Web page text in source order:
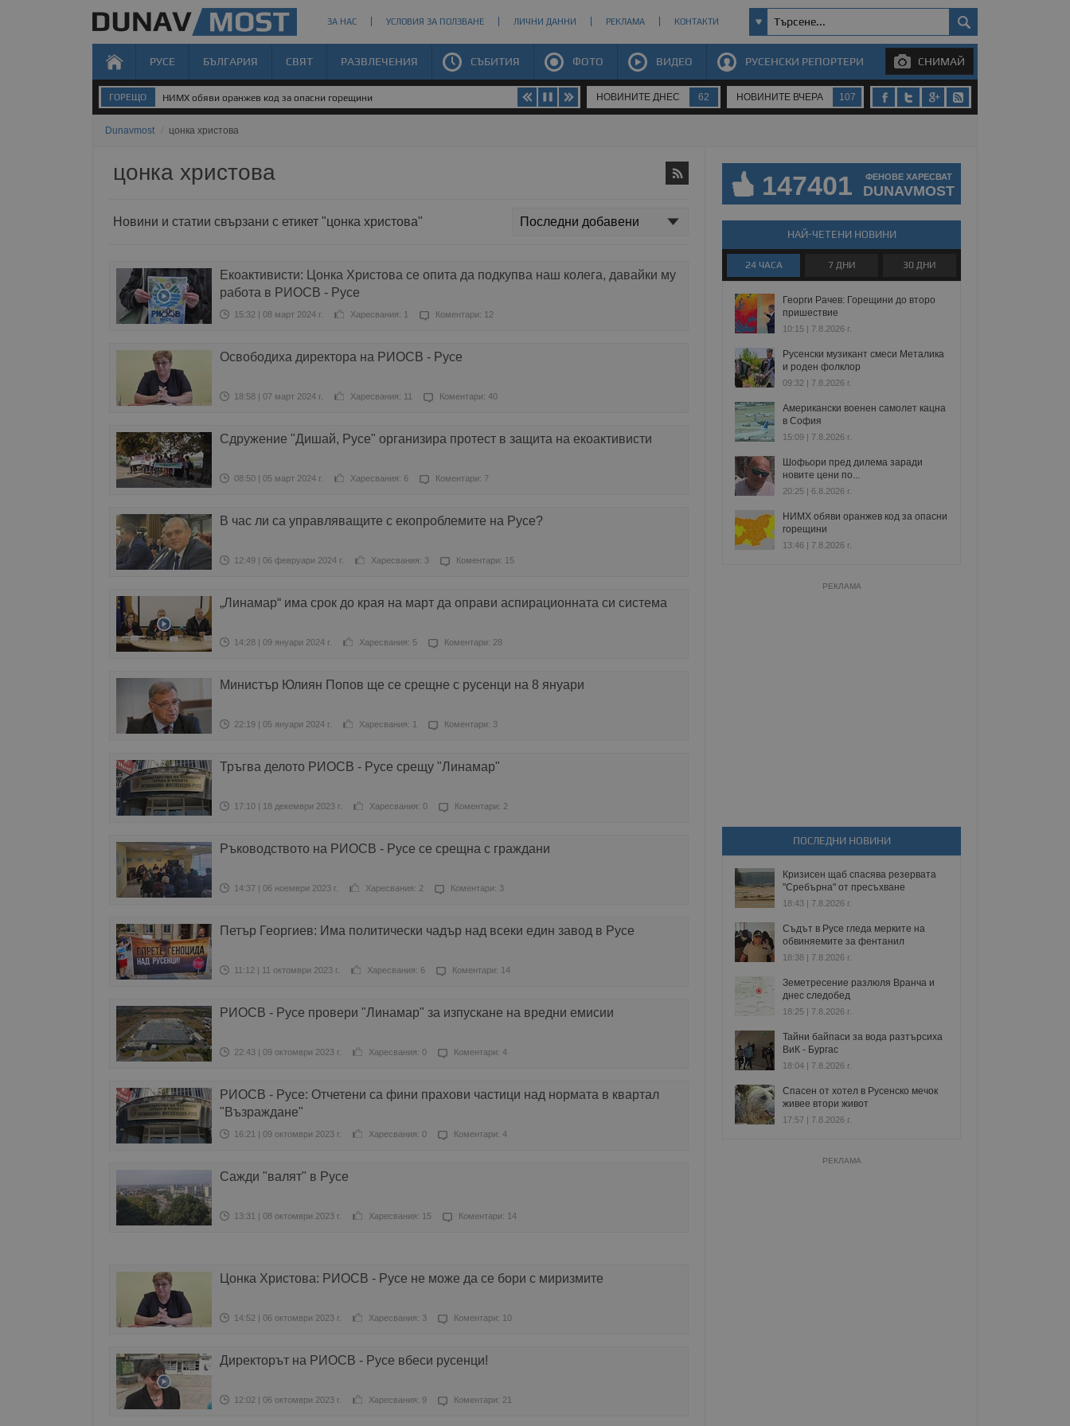
ЗА НАС УСЛОВИЯ ЗА ПОЛЗВАНЕ ЛИЧНИ ДАННИ РЕКЛАМА КОНТАКТИ
РУСЕ БЪЛГАРИЯ СВЯТ РАЗВЛЕЧЕНИЯ СЪБИТИЯ ФОТО ВИДЕО РУСЕНСКИ РЕПОРТЕРИ СНИМАЙ
ГОРЕЩО НИМХ обяви оранжев код за опасни горещини НОВИНИТЕ ДНЕС 62 НОВИНИТЕ ВЧЕРА 107
Dunavmost цонка христова
цонка христова
Новини и статии свързани с етикет "цонка христова"
Екоактивисти: Цонка Христова се опита да подкупва наш колега, давайки му
работа в РИОСВ - Русе
15:32 | 08 март 2024 г. Харесвания: 1 Коментари: 12
Освободиха директора на РИОСВ - Русе
18:58 | 07 март 2024 г. Харесвания: 11 Коментари: 40
Сдружение "Дишай, Русе" организира протест в защита на екоактивисти
08:50 | 05 март 2024 г. Харесвания: 6 Коментари: 7
В час ли са управляващите с екопроблемите на Русе?
12:49 | 06 февруари 2024 г. Харесвания: 3 Коментари: 15
„Линамар“ има срок до края на март да оправи аспирационната си система
14:28 | 09 януари 2024 г. Харесвания: 5 Коментари: 28
Министър Юлиян Попов ще се срещне с русенци на 8 януари
22:19 | 05 януари 2024 г. Харесвания: 1 Коментари: 3
Тръгва делото РИОСВ - Русе срещу "Линамар"
17:10 | 18 декември 2023 г. Харесвания: 0 Коментари: 2
Ръководството на РИОСВ - Русе се срещна с граждани
14:37 | 06 ноември 2023 г. Харесвания: 2 Коментари: 3
Петър Георгиев: Има политически чадър над всеки един завод в Русе
11:12 | 11 октомври 2023 г. Харесвания: 6 Коментари: 14
РИОСВ - Русе провери "Линамар" за изпускане на вредни емисии
22:43 | 09 октомври 2023 г. Харесвания: 0 Коментари: 4
РИОСВ - Русе: Отчетени са фини прахови частици над нормата в квартал
"Възраждане"
16:21 | 09 октомври 2023 г. Харесвания: 0 Коментари: 4
Сажди "валят" в Русе
13:31 | 08 октомври 2023 г. Харесвания: 15 Коментари: 14
Цонка Христова: РИОСВ - Русе не може да се бори с миризмите
14:52 | 06 октомври 2023 г. Харесвания: 3 Коментари: 10
Директорът на РИОСВ - Русе вбеси русенци!
12:02 | 06 октомври 2023 г. Харесвания: 9 Коментари: 21
147401 ФЕНОВЕ ХАРЕСВАТ
DUNAVMOST
НАЙ-ЧЕТЕНИ НОВИНИ
24 ЧАСА 7 ДНИ 30 ДНИ
Георги Рачев: Горещини до второ
пришествие
10:15 | 7.8.2026 г.
Русенски музикант смеси Металика
и роден фолклор
09:32 | 7.8.2026 г.
Американски военен самолет кацна
в София
15:09 | 7.8.2026 г.
Шофьори пред дилема заради
новите цени по...
20:25 | 6.8.2026 г.
НИМХ обяви оранжев код за опасни
горещини
13:46 | 7.8.2026 г.
РЕКЛАМА
ПОСЛЕДНИ НОВИНИ
Кризисен щаб спасява резервата
"Сребърна" от пресъхване
18:43 | 7.8.2026 г.
Съдът в Русе гледа мерките на
обвиняемите за фентанил
18:38 | 7.8.2026 г.
Земетресение разлюля Вранча и
днес следобед
18:25 | 7.8.2026 г.
Тайни байпаси за вода разтърсиха
ВиК - Бургас
18:04 | 7.8.2026 г.
Спасен от хотел в Русенско мечок
живее втори живот
17:57 | 7.8.2026 г.
РЕКЛАМА